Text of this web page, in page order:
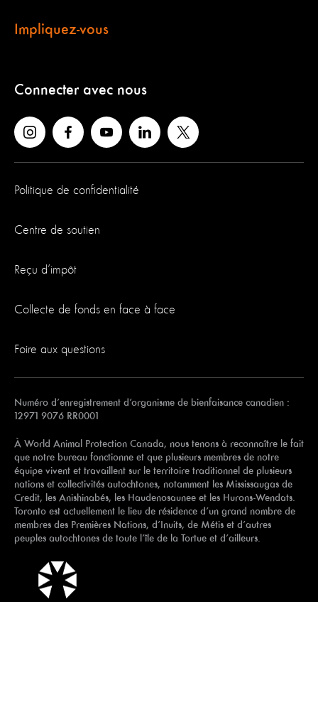
Impliquez-vous
Connecter avec nous
Politique de confidentialité
Centre de soutien
Reçu d’impôt
Collecte de fonds en face à face
Foire aux questions
Numéro d’enregistrement d’organisme de bienfaisance canadien :
12971 9076 RR0001
À World Animal Protection Canada, nous tenons à reconnaître le fait
que notre bureau fonctionne et que plusieurs membres de notre
équipe vivent et travaillent sur le territoire traditionnel de plusieurs
nations et collectivités autochtones, notamment les Mississaugas de
Credit, les Anishinabés, les Haudenosaunee et les Hurons-Wendats.
Toronto est actuellement le lieu de résidence d’un grand nombre de
membres des Premières Nations, d’Inuits, de Métis et d’autres
peuples autochtones de toute l’île de la Tortue et d’ailleurs.